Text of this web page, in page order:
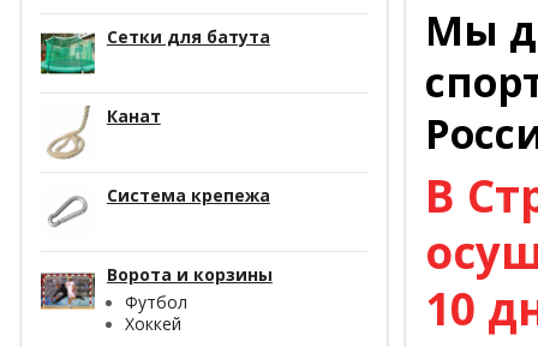
Сетки для батута
Канат
Система крепежа
Ворота и корзины
Футбол
Хоккей
Мы
В
10